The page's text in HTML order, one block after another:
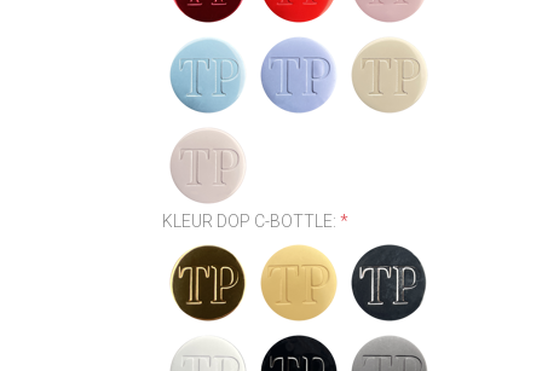
KLEUR DOP C-BOTTLE:*